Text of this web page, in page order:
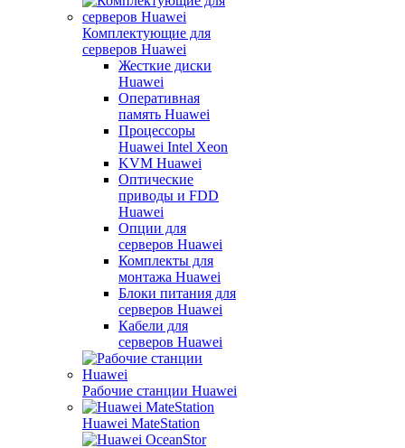
Комплектующие для
серверов Huawei
Жесткие диски
Huawei
Оперативная
память Huawei
Процессоры
Huawei Intel Xeon
KVM Huawei
Оптические
приводы и FDD
Huawei
Опции для
серверов Huawei
Комплекты для
монтажа Huawei
Блоки питания для
серверов Huawei
Кабели для
серверов Huawei
Рабочие станции Huawei
Huawei MateStation